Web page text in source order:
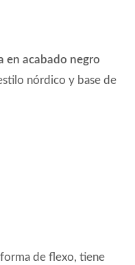
en acabado negro
nórdico y base de
de flexo, tiene